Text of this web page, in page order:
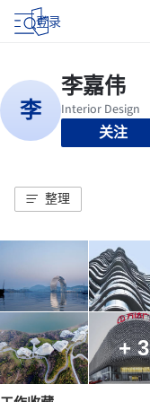
登录
关注
整理
+ 3